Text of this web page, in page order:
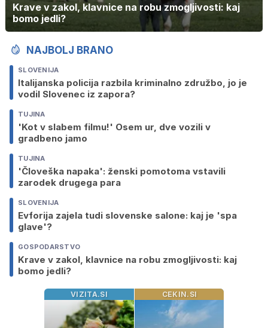
Krave v zakol, klavnice na robu zmogljivosti: kaj
bomo jedli?
NAJBOLJ BRANO
SLOVENIJA
Italijanska policija razbila kriminalno združbo, jo je
vodil Slovenec iz zapora?
TUJINA
'Kot v slabem filmu!' Osem ur, dve vozili v
gradbeno jamo
TUJINA
'Človeška napaka': ženski pomotoma vstavili
zarodek drugega para
SLOVENIJA
Evforija zajela tudi slovenske salone: kaj je 'spa
glave'?
GOSPODARSTVO
Krave v zakol, klavnice na robu zmogljivosti: kaj
bomo jedli?
VIZITA.SI CEKIN.SI